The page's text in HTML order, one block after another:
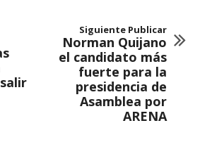
Siguiente Publicar
Norman Quijano
el candidato más
fuerte para la
presidencia de
Asamblea por
ARENA